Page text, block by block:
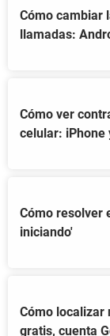
Cómo cambiar
llamadas:
Cómo ver
celular: iPhone
Cómo resolver
iniciando'
Cómo localizar
gratis, cuenta